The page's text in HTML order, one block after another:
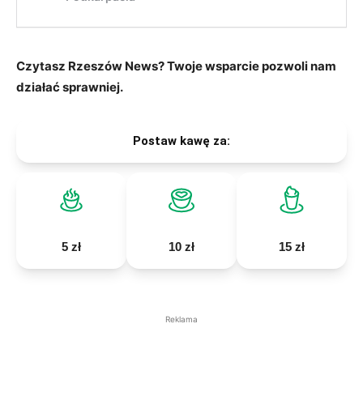
Czytasz Rzeszów News? Twoje wsparcie pozwoli nam
działać sprawniej.
Postaw kawę za:
5 zł 10 zł 15 zł
Reklama